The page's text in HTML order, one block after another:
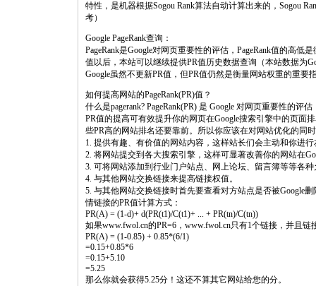
特性，是机器根据Sogou Rank算法自动计算出来的，Sogou
考）
Google PageRank查询：
PageRank是Google对网页重要性的评估，PageRank值的高
值以后，本站可以继续提供PR值历史数据查询（本站数据为
Google虽然不更新PR值，但PR值仍然是衡量网站权重的重要
如何提高网站的PageRank(PR)值？
什么是pagerank? PageRank(PR) 是 Google 对网页重要性的评估
PR值的提高可有效提升你的网页在Google搜索引擎中的页面
些PR高的网站排名还要靠前。所以你应该在对网站优化的同
1. 提供有趣、有价值的网站内容，这样站长们会主动和你进
2. 将网站提交到各大搜索引擎，这样可显著改善你的网站在
3. 可将网站添加到行业门户站点、网上论坛、留言簿等等各
4. 与其他网站交换链接来提高链接权值。
5. 与其他网站交换链接时首先要查看对方站点是否被Google
情链接的PR值计算方式：
PR(A) = (1-d)+ d(PR(t1)/C(t1)+ ... + PR(tn)/C(tn))
如果www.fwol.cn的PR=6，www.fwol.cn只有1个链接，并且链
PR(A) = (1-0.85) + 0.85*(6/1)
=0.15+0.85*6
=0.15+5.10
=5.25
那么你就会获得5.25分！这还不算其它网站给您的分。